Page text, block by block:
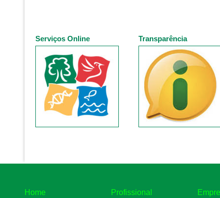
Serviços Online Transparência
Home Profissional